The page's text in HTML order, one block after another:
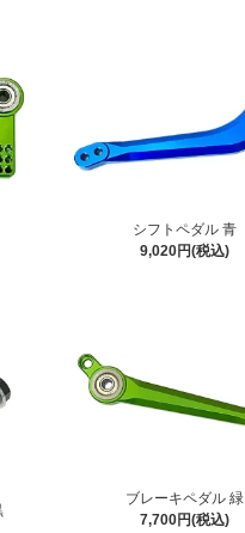
シフトペダル 青
9,020円(税込)
ブレーキペダル 緑
7,700円(税込)